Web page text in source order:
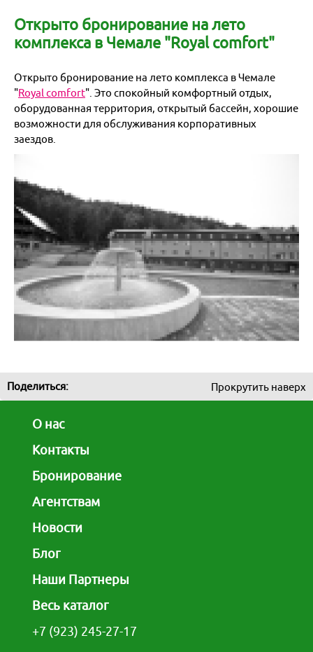
+7 (923) 245-30-77
для экстренной связи
Гостиницы
Экскурсии из Новосибирска
Сборные группы
Яровое
Черное море
Байкал
Санкт-Петербург
Москва
Казань
Красноярск и Хакасия
Новосибирск и НСО
Отели России
Договоры и документы
Подарочный сертификат
Бонусная программа для клиентов
Наши Партнеры
О нас
Открыто бронирование на лето
комплекса в Чемале "Royal comfort"
Открыто бронирование на лето комплекса в Чемале
"Royal comfort". Это спокойный комфортный отдых,
оборудованная территория, открытый бассейн, хорошие
возможности для обслуживания корпоративных
заездов.
Поделиться: Прокрутить наверх
О нас
Контакты
Бронирование
Агентствам
Новости
Блог
Наши Партнеры
Весь каталог
+7 (923) 245-27-17